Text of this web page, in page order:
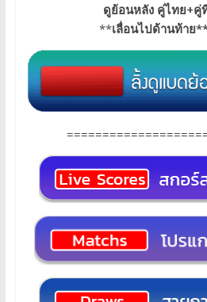
ดูย้อนหลัง คู่ไทย+คู่
**เลื่อนไปด้านท้าย